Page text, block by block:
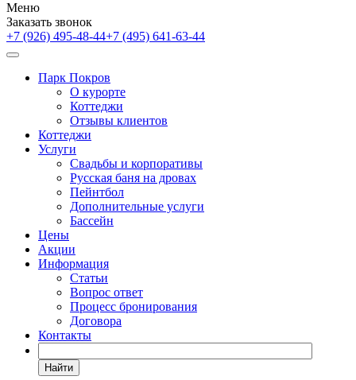
Меню
Заказать звонок
+7 (926) 495-48-44+7 (495) 641-63-44
Парк Покров
О курорте
Коттеджи
Отзывы клиентов
Коттеджи
Услуги
Свадьбы и корпоративы
Русская баня на дровах
Пейнтбол
Дополнительные услуги
Бассейн
Цены
Акции
Информация
Статьи
Вопрос ответ
Процесс бронирования
Договора
Контакты
Найти